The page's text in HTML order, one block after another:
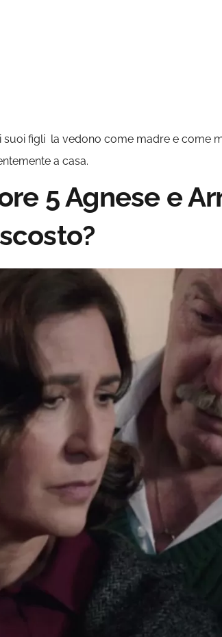
figli la vedono come madre e come
a casa.
5 Agnese e